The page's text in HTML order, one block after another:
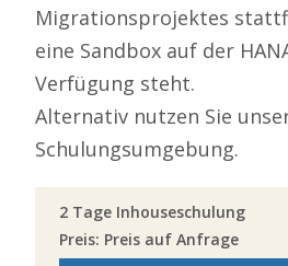
Migrationsprojektes
eine Sandbox auf der
Verfügung steht.
Alternativ nutzen Sie
Schulungsumgebung.
2 Tage Inhouseschulung
Preis: Preis auf Anfrage